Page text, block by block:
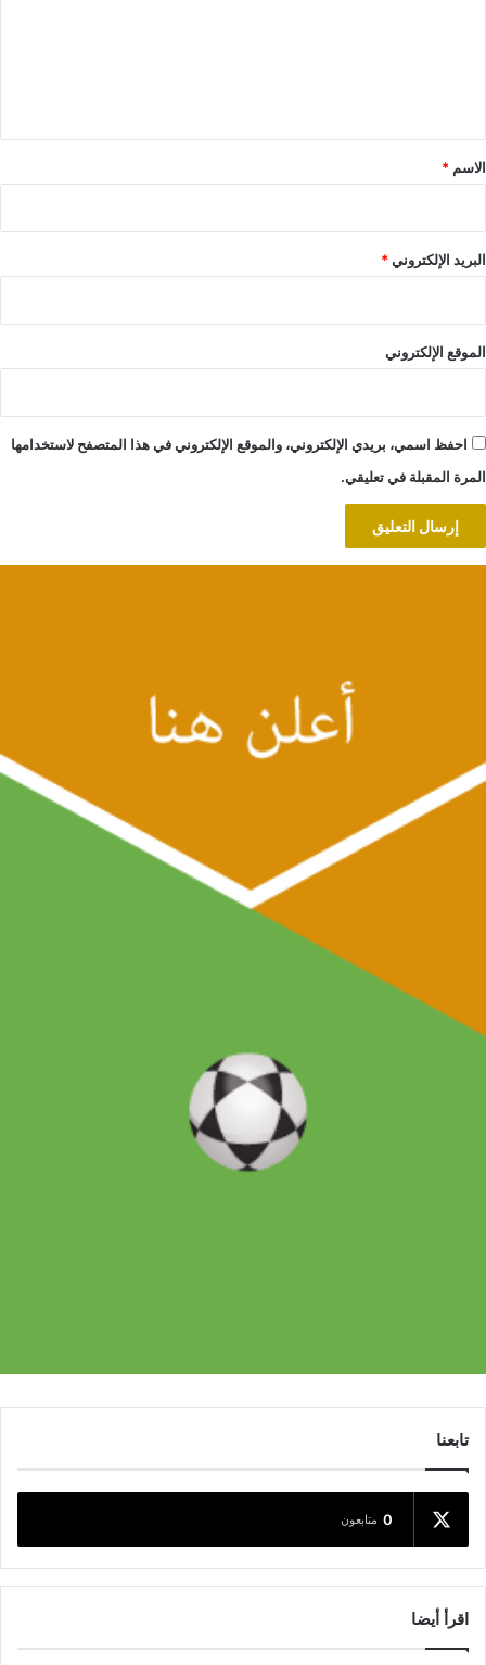
*
الاسم *
البريد الإلكتروني*
الموقع الإلكتروني
احفظ اسمي، بريدي الإلكتروني، والموقع الإلكتروني في هذا المتصفح لاستخدامها
المرة المقبلة في تعليقي.
تابعنا
0 متابعون
اقرأ أيضا